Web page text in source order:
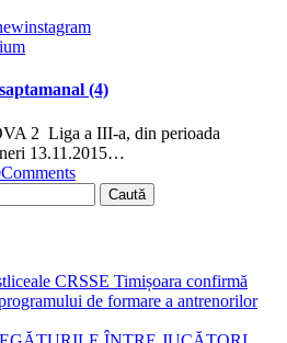
instagram
(4)
2 Liga a III-a, din perioada
13.11.2015…
Comments
CRSSE Timișoara confirmă
de formare a antrenorilor